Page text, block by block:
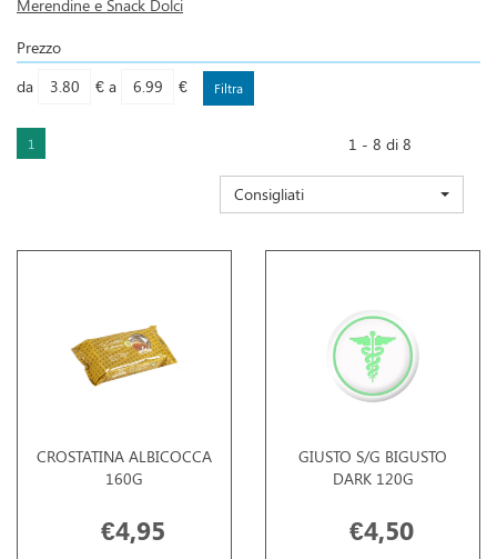
Merendine e Snack Dolci
Prezzo
filtra
da €
filtra
a €
1 1 - 8 di 8
Consigliati
CROSTATINA ALBICOCCA
160G
€4,95
GIUSTO S/G BIGUSTO
DARK 120G
€4,50